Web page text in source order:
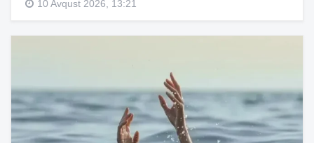
10 Avqust 2026, 13:21